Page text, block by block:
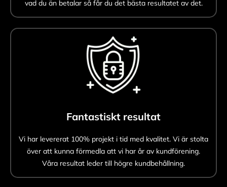
vad du än betalar så får du det bästa resultatet av det.
Fantastiskt resultat
Vi har levererat 100% projekt i tid med kvalitet. Vi är stolta
över att kunna förmedla att vi har år av kundförening.
Våra resultat leder till högre kundbehållning.